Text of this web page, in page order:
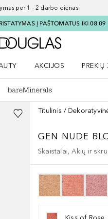
per 1 - 2 darbo dienas
Į PAŠTOMATUS IKI 08 09
Į Douglas
AKCIJOS
PREKIŲ
Titulinis
GEN NUDE
Skaistalai, Akių ir